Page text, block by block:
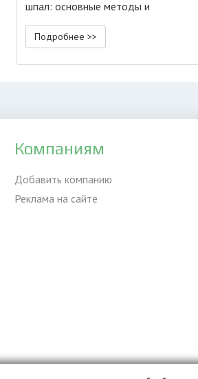
шпал: основные методы и
перспективы
Подробнее >>
Компаниям
Добавить компанию
Реклама на сайте